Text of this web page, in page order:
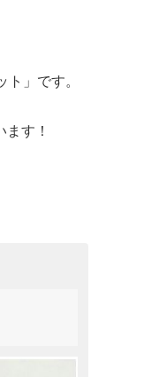
」です。
す！